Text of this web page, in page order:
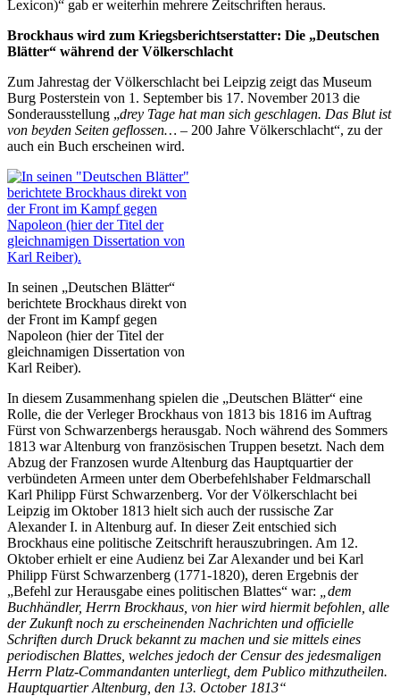
Lexicon)“ gab er weiterhin mehrere Zeitschriften heraus.
Brockhaus wird zum Kriegsberichtserstatter: Die „Deutschen
Blätter“ während der Völkerschlacht
Zum Jahrestag der Völkerschlacht bei Leipzig zeigt das Museum
Burg Posterstein von 1. September bis 17. November 2013 die
Sonderausstellung „drey Tage hat man sich geschlagen. Das Blut ist
von beyden Seiten geflossen… – 200 Jahre Völkerschlacht“, zu der
auch ein Buch erscheinen wird.
In seinen „Deutschen Blätter“
berichtete Brockhaus direkt von
der Front im Kampf gegen
Napoleon (hier der Titel der
gleichnamigen Dissertation von
Karl Reiber).
In diesem Zusammenhang spielen die „Deutschen Blätter“ eine
Rolle, die der Verleger Brockhaus von 1813 bis 1816 im Auftrag
Fürst von Schwarzenbergs herausgab. Noch während des Sommers
1813 war Altenburg von französischen Truppen besetzt. Nach dem
Abzug der Franzosen wurde Altenburg das Hauptquartier der
verbündeten Armeen unter dem Oberbefehlshaber Feldmarschall
Karl Philipp Fürst Schwarzenberg. Vor der Völkerschlacht bei
Leipzig im Oktober 1813 hielt sich auch der russische Zar
Alexander I. in Altenburg auf. In dieser Zeit entschied sich
Brockhaus eine politische Zeitschrift herauszubringen. Am 12.
Oktober erhielt er eine Audienz bei Zar Alexander und bei Karl
Philipp Fürst Schwarzenberg (1771-1820), deren Ergebnis der
„Befehl zur Herausgabe eines politischen Blattes“ war:
„dem
Buchhändler, Herrn Brockhaus, von hier wird hiermit befohlen, alle
der Zukunft noch zu erscheinenden Nachrichten und officielle
Schriften durch Druck bekannt zu machen und sie mittels eines
periodischen Blattes, welches jedoch der Censur des jedesmaligen
Herrn Platz-Commandanten unterliegt, dem Publico mithzutheilen.
Hauptquartier Altenburg, den 13. October 1813“